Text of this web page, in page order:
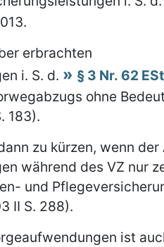
erbrachten
i. S. d.
§ 3 Nr. 62
ohne
183).
zu kürzen, wenn
während des VZ nur
und
II S. 288).
ist